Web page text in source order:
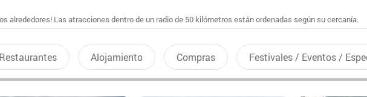
alrededores! Las atracciones dentro de un radio de 50 kilómetros están ordenadas según su cercanía.
Restaurantes Alojamiento Compras Festivales / Eventos /